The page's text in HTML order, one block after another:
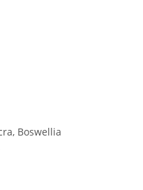
Boswellia